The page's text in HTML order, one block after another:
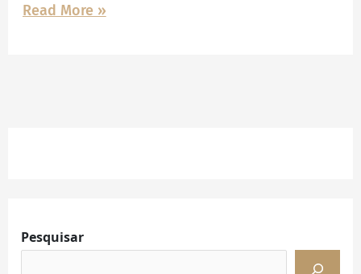
Read More »
Pesquisar